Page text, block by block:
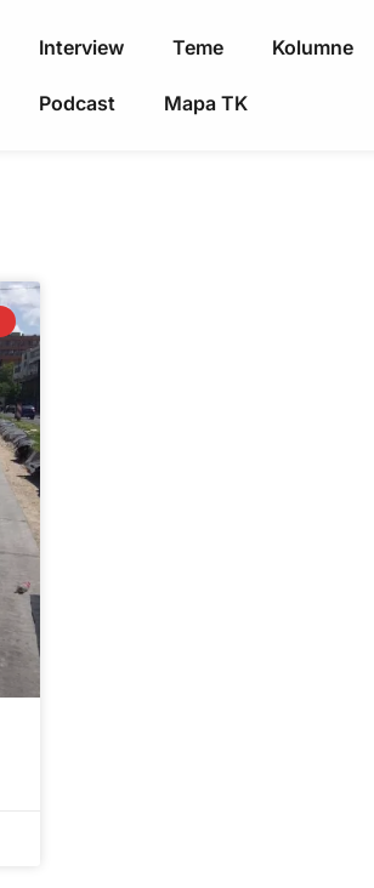
Interview Teme Kolumne
Podcast Mapa TK